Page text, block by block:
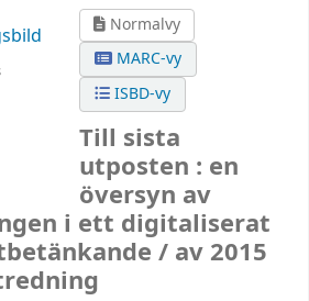
Normalvy
MARC-vy
ISBD-vy
Till sista
utposten : en
översyn av
i ett digitaliserat
/ av 2015